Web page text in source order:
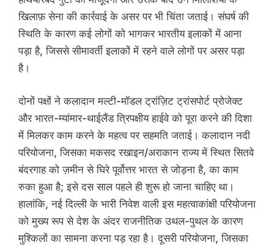
खिलाफ़ सेना की कार्रवाई के असर पर भी चिंता जताई। संघर्ष की
स्थिति के कारण कई लोगों को भागकर भारतीय इलाकों में आना
पड़ा है, जिससे सीमावर्ती इलाकों में रहने वाले लोगों पर असर पड़ा
है।
दोनों पक्षों ने कलादान मल्टी-मॉडल ट्रांज़िट ट्रांसपोर्ट प्रोजेक्ट
और भारत-म्यांमार-थाईलैंड त्रिपक्षीय हाईवे को पूरा करने की दिशा
में मिलकर काम करने के महत्व पर सहमति जताई। कलादान नदी
परियोजना, जिसका मकसद रखाइन/अराकान राज्य में स्थित सितवे
बंदरगाह को ज़मीन से घिरे पूर्वोत्तर भारत से जोड़ना है, का काम
रुका हुआ है; इसे दस साल पहले ही शुरू हो जाना चाहिए था।
हालांकि, नई दिल्ली के भारी निवेश वाली इस महत्वाकांक्षी परियोजना
को मुख्य रूप से देश के अंदर राजनीतिक उथल-पुथल के कारण
मुश्किलों का सामना करना पड़ रहा है। दूसरी परियोजना, जिसका